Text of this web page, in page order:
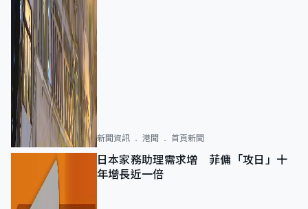
新聞資訊 港聞 首頁新聞
日本家務助理需求增 菲傭「攻日」十
年增長近一倍